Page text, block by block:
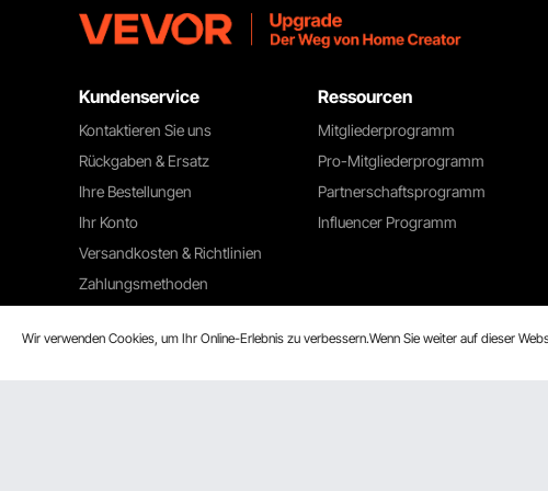
Kundenservice
Kontaktieren Sie uns
Rückgaben & Ersatz
Ihre Bestellungen
Ihr Konto
Versandkosten & Richtlinien
Zahlungsmethoden
VEVOR Produkt-
Ressourcen
Mitgliederprogramm
Pro-Mitgliederprogramm
Partnerschaftsprogramm
Influencer Programm
Wir verwenden Cookies, um Ihr Online-Erlebnis zu verbessern.Wenn Sie weiter auf dieser